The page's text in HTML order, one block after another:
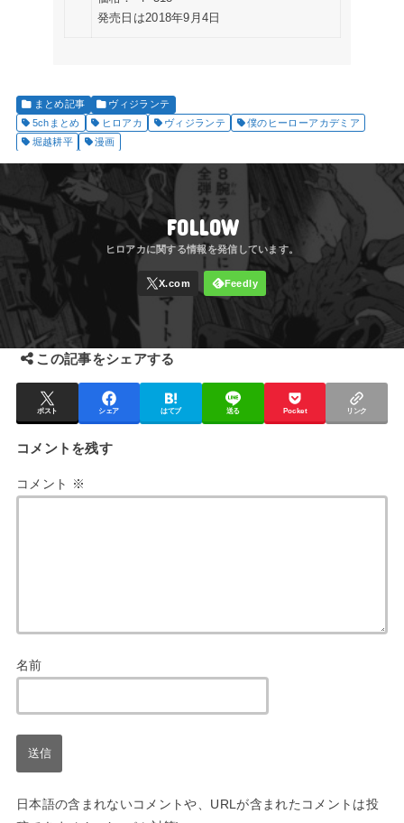
発売日は2018年9月4日
まとめ記事
ヴィジランテ
5chまとめ
ヒロアカ ヴィジランテ
僕のヒーローアカデミア
堀越耕平
漫画
FOLLOW
この記事をシェアする
ポスト シェア はてブ 送る Pocket リンク
コメントを残す
コメント ※
名前
日本語の含まれないコメントや、URLが含まれたコメントは投